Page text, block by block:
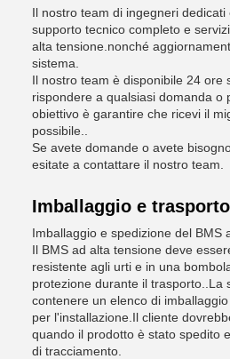
Il nostro team di ingegneri
supporto tecnico completo e
alta tensione.nonché
sistema.
Il nostro team è disponibile 24 ore
rispondere a qualsiasi domanda o
obiettivo è garantire che ricevi il
possibile..
Se avete domande o avete
esitate a contattare il nostro team.
Imballaggio e
Imballaggio e spedizione del BMS
Il BMS ad alta tensione deve
resistente agli urti e in una
protezione durante il trasporto..La
contenere un elenco di
per l'installazione.Il cliente
quando il prodotto è stato spedito
di tracciamento.